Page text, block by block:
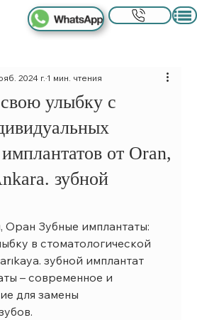
улыбку с
от Oran,
зубной
2024 г.1 мин. чтения
Оран Зубные имплантаты:
в стоматологической
зубной имплантат
– современное и
для замены